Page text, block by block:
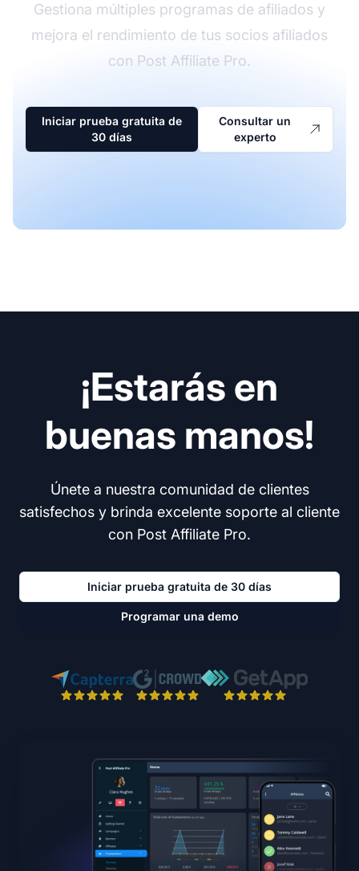
Gestiona múltiples programas de afiliados y
mejora el rendimiento de tus socios afiliados
con Post Affiliate Pro.
Iniciar prueba gratuita de
30 días
Consultar un
experto
¡Estarás en
buenas manos!
Únete a nuestra comunidad de clientes
satisfechos y brinda excelente soporte al cliente
con Post Affiliate Pro.
Iniciar prueba gratuita de 30 días
Programar una demo